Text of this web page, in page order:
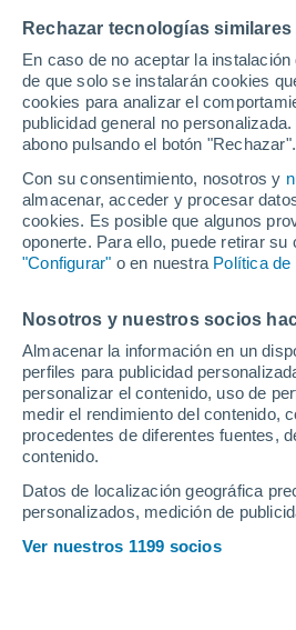
Rechazar tecnologías
En caso de no aceptar la
de que solo se instalarán cookies
cookies para analizar el
publicidad general no
abono pulsando el botón "Rechazar".
Con su consentimiento, nosotros y
almacenar, acceder y procesar
cookies. Es posible que algunos
oponerte. Para ello, puede retirar
"Configurar" o en nuestra Política de
Nosotros y nuestros socios
Almacenar la información en un
perfiles para publicidad
personalizar el contenido, uso de
medir el rendimiento del contenido,
procedentes de diferentes fuentes,
contenido.
Datos de localización geográfica
personalizados, medición de
Ver nuestros 1199 socios
Parte de nieve hoy
Pistas por dificultad
Kilómetros
Remontes
Profundidad de